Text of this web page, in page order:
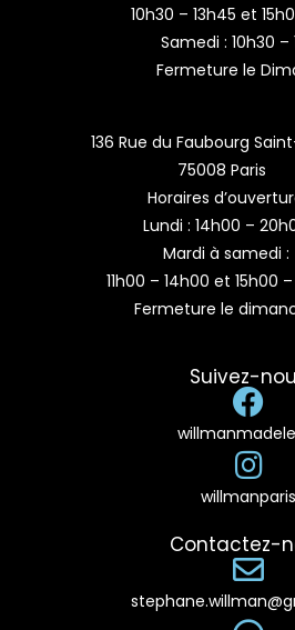
10h30 – 13h45 et
Samedi : 10h30 –
Fermeture le
136 Rue du Faubourg
75008 Paris
Horaires
Lundi : 14h00 –
Mardi à samedi :
11h00 – 14h00 et 15h00
Fermeture le
Suivez-
willmanparis
Contactez-